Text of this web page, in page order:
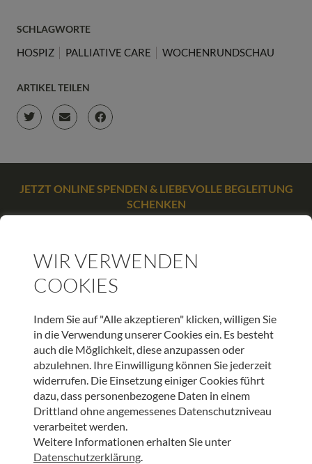
SCHLAGWORTE
HOSPIZ PALLIATIVE CARE WOCHENRUNDSCHAU
ARTIKEL TEILEN
JETZT ONLINE SPENDEN & LIEBEVOLLE BEGLEITUNG
SCHENKEN
HOSPIZ WELTWEIT
Sterbeverfügung und Assistierter Suizid: Die
Perspektive von HOSPIZ ÖSTERREICH und der
Österreichischen Palliativgesellschaft (OPG)
05.11.2025
Urban Regensburger
WIR VERWENDEN
COOKIES
Indem Sie auf "Alle akzeptieren" klicken, willigen Sie
in die Verwendung unserer Cookies ein. Es besteht
auch die Möglichkeit, diese anzupassen oder
abzulehnen. Ihre Einwilligung können Sie jederzeit
widerrufen. Die Einsetzung einiger Cookies führt
dazu, dass personenbezogene Daten in einem
Drittland ohne angemessenes Datenschutzniveau
verarbeitet werden.
Weitere Informationen erhalten Sie unter
Datenschutzerklärung